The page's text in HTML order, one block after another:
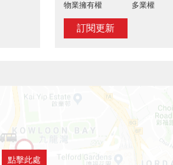
物業擁有權
多業權
訂閱更新
點擊此處